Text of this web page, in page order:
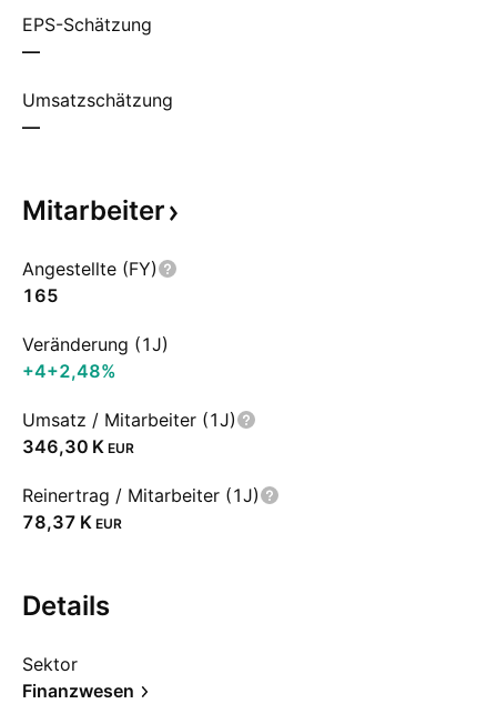
EPS-Schätzung
—
Umsatzschätzung
—
Mitarbeiter
Angestellte (FY)
165
Veränderung (1J)
+4+2,48%
Umsatz / Mitarbeiter (1J)
‪346,30 K‬ EUR
Reinertrag / Mitarbeiter (1J)
‪78,37 K‬ EUR
Details
Sektor
Finanzwesen